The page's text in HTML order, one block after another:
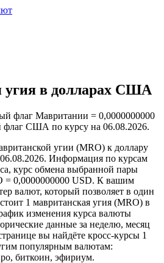
угия в долларах США
= 0,0000000000
по курсу на 06.08.2026.
угии (MRO) к доллару
Информация по курсам
курс обмена выбранной пары
= 0,0000000000 USD. К вашим
валют, который позволяет в один
1 мавританская угия (MRO) в
изменения курса валюты
данные за неделю, месяц
вы найдёте кросс-курсы 1
популярным валютам:
биткоин, эфириум.